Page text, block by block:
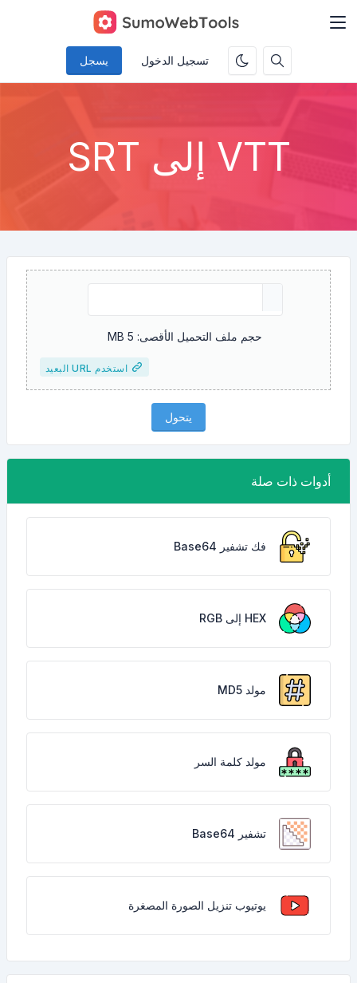
تسجيل الدخول يسجل
VTT إلى SRT
حجم ملف التحميل الأقصى: 5 MB
استخدم URL البعيد
يتحول
أدوات ذات صلة
فك تشفير Base64
HEX إلى RGB
مولد MD5
مولد كلمة السر
تشفير Base64
يوتيوب تنزيل الصورة المصغرة